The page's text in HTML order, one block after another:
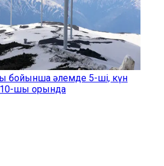
бойынша әлемде 5-ші, күн
шы орында